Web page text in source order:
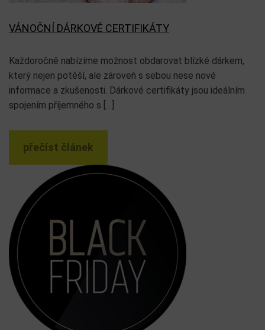
VÁNOČNÍ DÁRKOVÉ CERTIFIKÁTY
Každoročně nabízíme možnost obdarovat blízké dárkem,
který nejen potěší, ale zároveň s sebou nese nové
informace a zkušenosti. Dárkové certifikáty jsou ideálním
spojením příjemného s […]
přečíst článek